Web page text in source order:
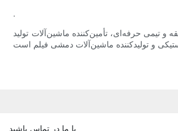
.
سال سابقه و تیمی حرفه‌ای، تأمین‌کننده ماشین‌آلات تولید
با ما در تماس باشید